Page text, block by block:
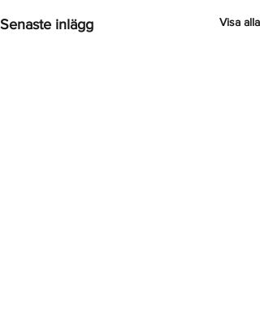
Senaste inlägg Visa alla